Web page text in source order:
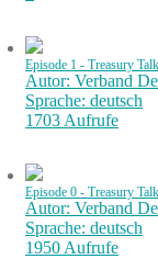
Episode 1 - Treasury
Autor: Verband
Sprache: deutsch
1703 Aufrufe
Episode 0 - Treasury
Autor: Verband
Sprache: deutsch
1950 Aufrufe